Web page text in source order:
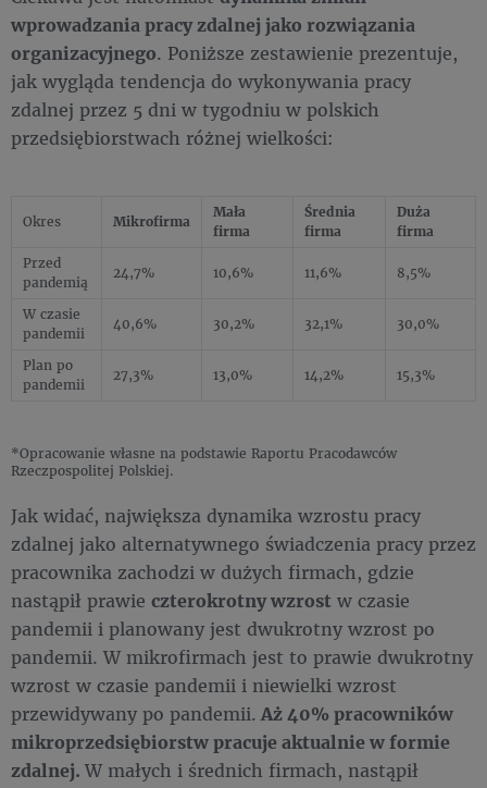
wprowadzania pracy zdalnej jako rozwiązania
organizacyjnego. Poniższe zestawienie prezentuje,
jak wygląda tendencja do wykonywania pracy
zdalnej przez 5 dni w tygodniu w polskich
przedsiębiorstwach różnej wielkości:
Okres Mikrofirma
Mała
firma
Średnia
firma
Duża
firma
Przed
pandemią
24,7% 10,6% 11,6% 8,5%
W czasie
pandemii
40,6% 30,2% 32,1% 30,0%
Plan po
pandemii
27,3% 13,0% 14,2% 15,3%
*Opracowanie własne na podstawie Raportu Pracodawców
Rzeczpospolitej Polskiej.
Jak widać, największa dynamika wzrostu pracy
zdalnej jako alternatywnego świadczenia pracy przez
pracownika zachodzi w dużych firmach, gdzie
nastąpił prawie czterokrotny wzrost w czasie
pandemii i planowany jest dwukrotny wzrost po
pandemii. W mikrofirmach jest to prawie dwukrotny
wzrost w czasie pandemii i niewielki wzrost
przewidywany po pandemii.Aż 40% pracowników
mikroprzedsiębiorstw pracuje aktualnie w formie
zdalnej.W małych i średnich firmach, nastąpił